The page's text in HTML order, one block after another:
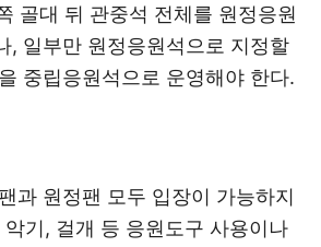
골대 뒤 관중석 전체를 원정응원
, 일부만 원정응원석으로 지정할
중립응원석으로 운영해야 한다.
과 원정팬 모두 입장이 가능하지
기, 걸개 등 응원도구 사용이나